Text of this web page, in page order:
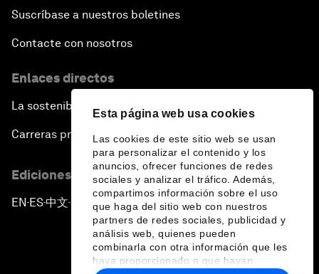
Esta página web usa cookies
Las cookies de este sitio web se usan
para personalizar el contenido y los
anuncios, ofrecer funciones de redes
sociales y analizar el tráfico. Además,
compartimos información sobre el uso
que haga del sitio web con nuestros
partners de redes sociales, publicidad y
análisis web, quienes pueden
combinarla con otra información que les
haya proporcionado o que hayan
Suscríbase a nuestros boletines
Contacte con nosotros
Enlaces directos
La sostenibilidad en el Foro
Carreras profesionales
Ediciones en otros idiomas
EN ▪ ES▪中文▪ 日本語